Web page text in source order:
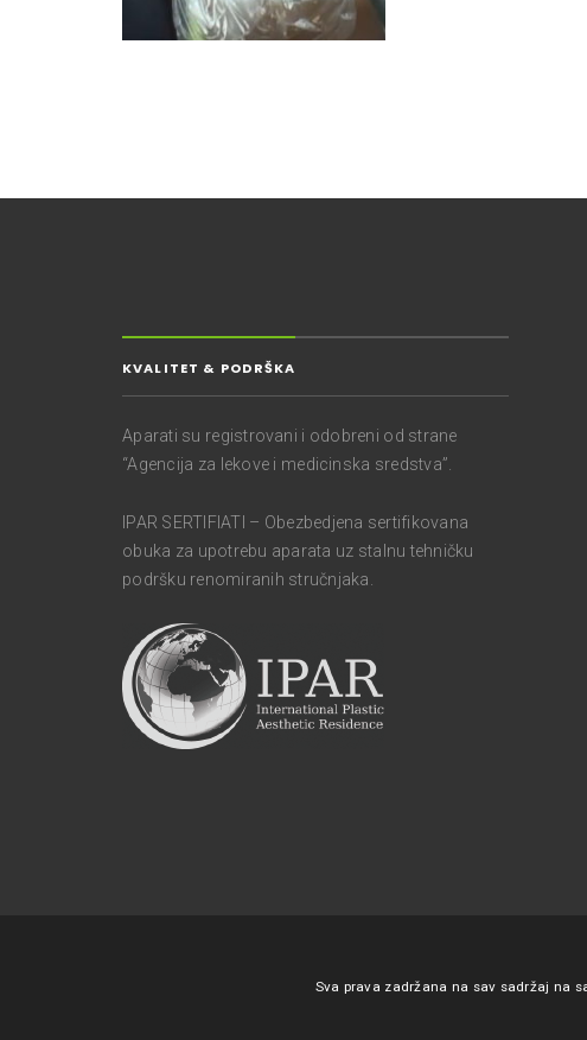
KVALITET & PODRŠKA
Aparati su registrovani i odobreni od strane
“Agencija za lekove i medicinska sredstva”.
IPAR SERTIFIATI – Obezbedjena sertifikovana
obuka za upotrebu aparata uz stalnu tehničku
podršku renomiranih stručnjaka.
Sva prava zadržana na sav sadržaj na